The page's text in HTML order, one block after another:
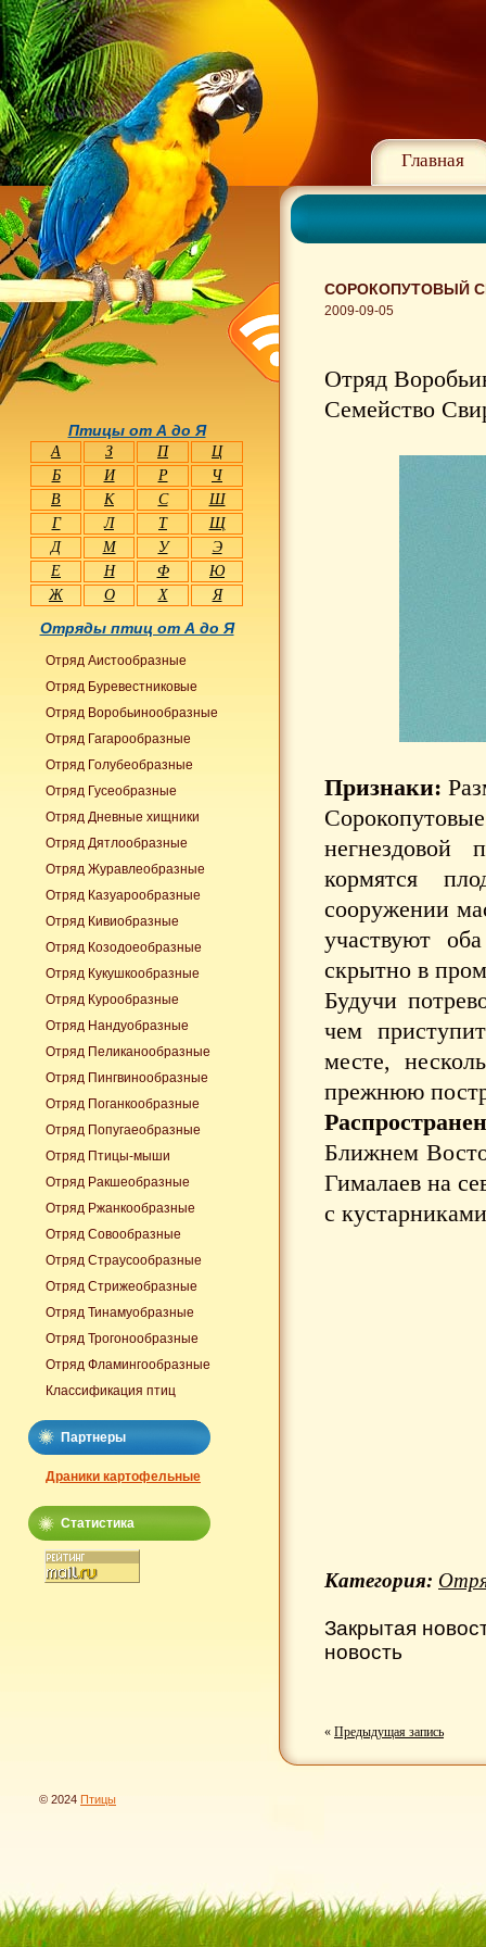
Главная
СОРОКОПУТОВЫЙ
2009-09-05
Отряд
Семейство
Признаки:
негнездовой
кормятся
сооружении
участвуют
скрытно в
Будучи
чем
месте,
прежнюю
Ближнем
Гималаев на
с
Категория:
Закрытая
новость
« Предыдущая запись
Птицы от А до Я
А З П
Ц
Б
И Р
Ч
В
К С
Ш
Г
Л Т
Щ
Д
М У
Э
Е
Н Ф
Ю
Ж
О Х Я
Отряды птиц от А до Я
Отряд Аистообразные
Отряд Буревестниковые
Отряд Воробьинообразные
Отряд Гагарообразные
Отряд Голубеобразные
Отряд Гусеобразные
Отряд Дневные хищники
Отряд Дятлообразные
Отряд Журавлеобразные
Отряд Казуарообразные
Отряд Кивиобразные
Отряд Козодоеобразные
Отряд Кукушкообразные
Отряд Курообразные
Отряд Нандуобразные
Отряд Пеликанообразные
Отряд Пингвинообразные
Отряд Поганкообразные
Отряд Попугаеобразные
Отряд Птицы-мыши
Отряд Ракшеобразные
Отряд Ржанкообразные
Отряд Совообразные
Отряд Страусообразные
Отряд Стрижеобразные
Отряд Тинамуобразные
Отряд Трогонообразные
Отряд Фламингообразные
Классификация птиц
Партнеры
Драники картофельные
Статистика
© 2024 Птицы